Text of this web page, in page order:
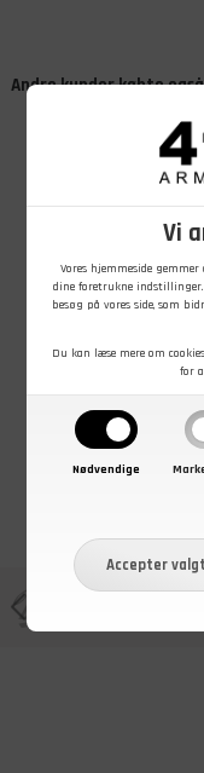
Vi
Vores hjemmeside
dine foretrukne
besøg på vores side, som
Du kan læse mere om
for
Nødvendige
Andre kunder købte også
129,00DKK
Woodland